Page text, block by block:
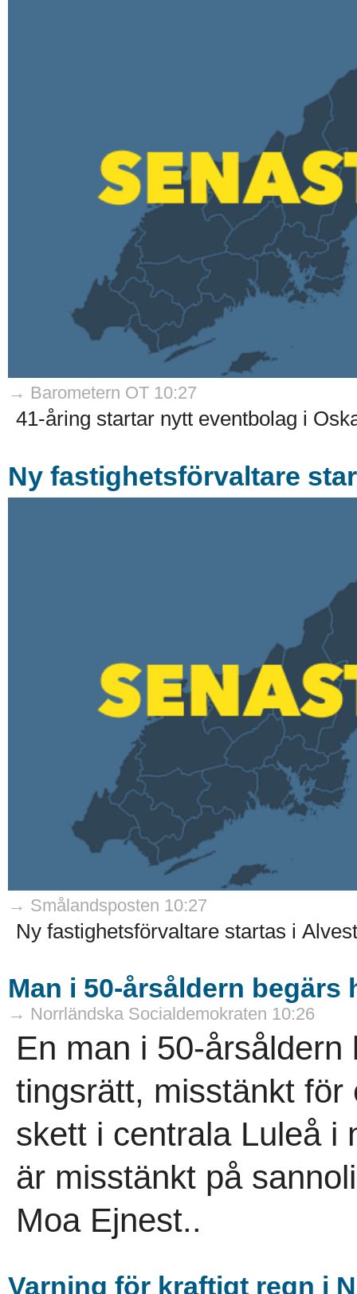
→ Barometern OT 10:27
41-åring startar nytt eventbolag i
Ny fastighetsförvaltare
→ Smålandsposten 10:27
Ny fastighetsförvaltare startas i
Man i 50-årsåldern begärs
→ Norrländska Socialdemokraten 10:26
En man i 50-
tingsrätt, misstänkt
skett i centrala Luleå i
är misstänkt på
Moa Ejnest..
Varning för kraftigt regn i